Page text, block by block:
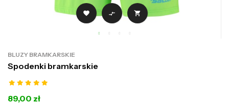
  
BLUZY BRAMKARSKIE
Spodenki bramkarskie
89,00 zł